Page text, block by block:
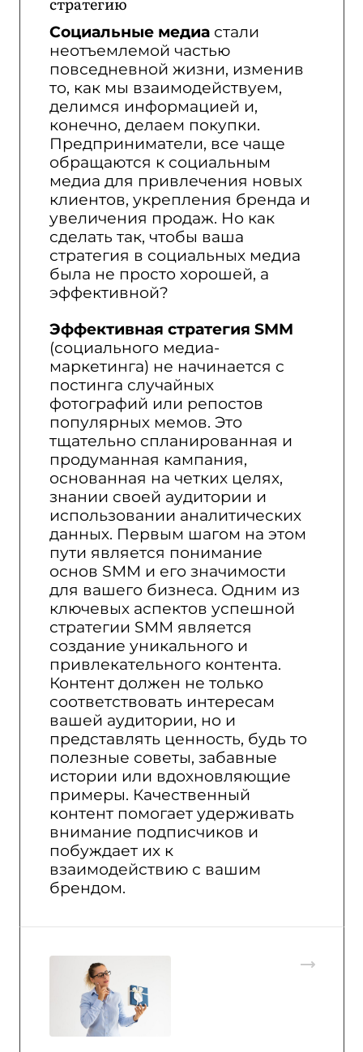
Социальные медиа стали
неотъемлемой частью
повседневной жизни, изменив
то, как мы взаимодействуем,
делимся информацией и,
конечно, делаем покупки.
Предприниматели, все чаще
обращаются к социальным
медиа для привлечения новых
клиентов, укрепления бренда и
увеличения продаж. Но как
сделать так, чтобы ваша
стратегия в социальных медиа
была не просто хорошей, а
эффективной?
Эффективная стратегия SMM
(социального медиа-
маркетинга) не начинается с
постинга случайных
фотографий или репостов
популярных мемов. Это
тщательно спланированная и
продуманная кампания,
основанная на четких целях,
знании своей аудитории и
использовании аналитических
данных. Первым шагом на этом
пути является понимание
основ SMM и его значимости
для вашего бизнеса. Одним из
ключевых аспектов успешной
стратегии SMM является
создание уникального и
привлекательного контента.
Контент должен не только
соответствовать интересам
вашей аудитории, но и
представлять ценность, будь то
полезные советы, забавные
истории или вдохновляющие
примеры. Качественный
контент помогает удерживать
внимание подписчиков и
побуждает их к
взаимодействию с вашим
брендом.